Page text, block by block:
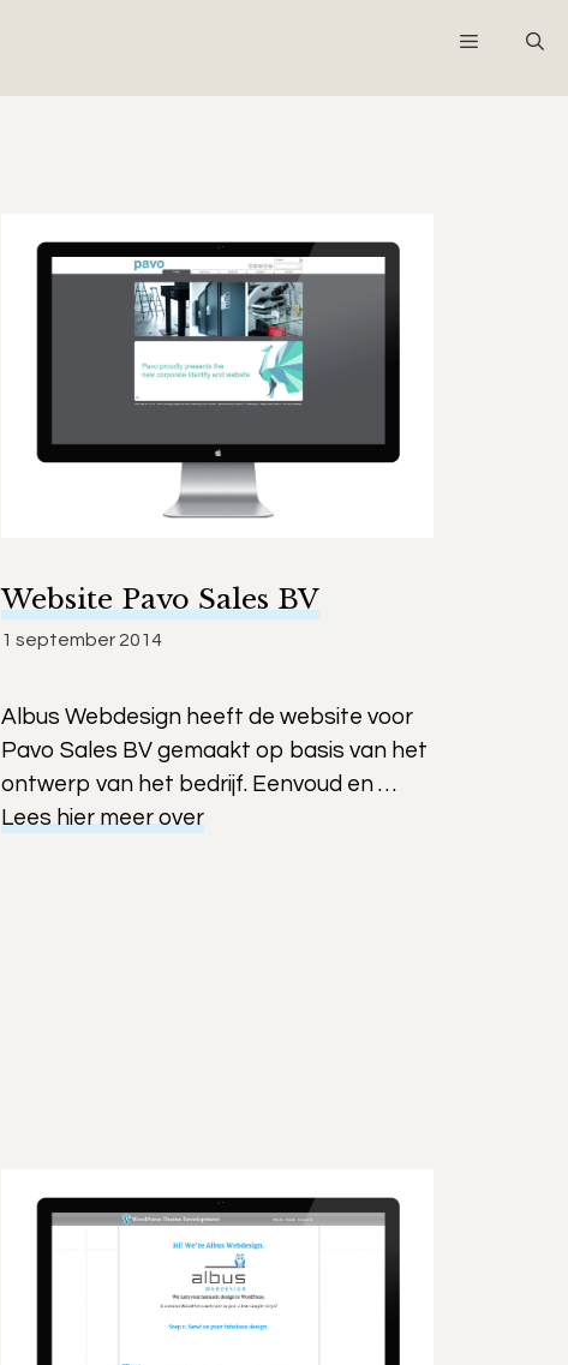
Website Pavo Sales BV
1 september 2014
Albus Webdesign heeft de website voor
Pavo Sales BV gemaakt op basis van het
ontwerp van het bedrijf. Eenvoud en …
Lees hier meer over